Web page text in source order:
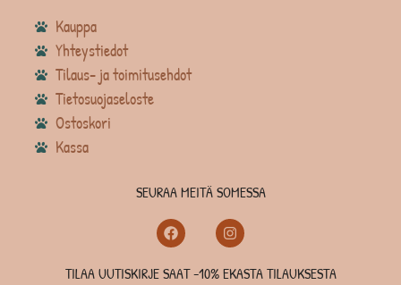
Kauppa
Yhteystiedot
Tilaus- ja toimitusehdot
Tietosuojaseloste
Ostoskori
Kassa
SEURAA MEITÄ SOMESSA
TILAA UUTISKIRJE SAAT -10% EKASTA TILAUKSESTA